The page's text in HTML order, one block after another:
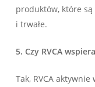
produktów, które
i trwałe.
5. Czy RVCA
Tak, RVCA